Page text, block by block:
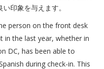
印象を与えます。
person on the front desk
in the last year, whether in
DC, has been able to
during check-in. This